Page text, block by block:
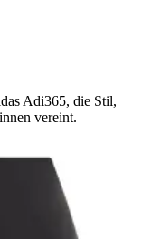
Adi365, die Stil,
vereint.